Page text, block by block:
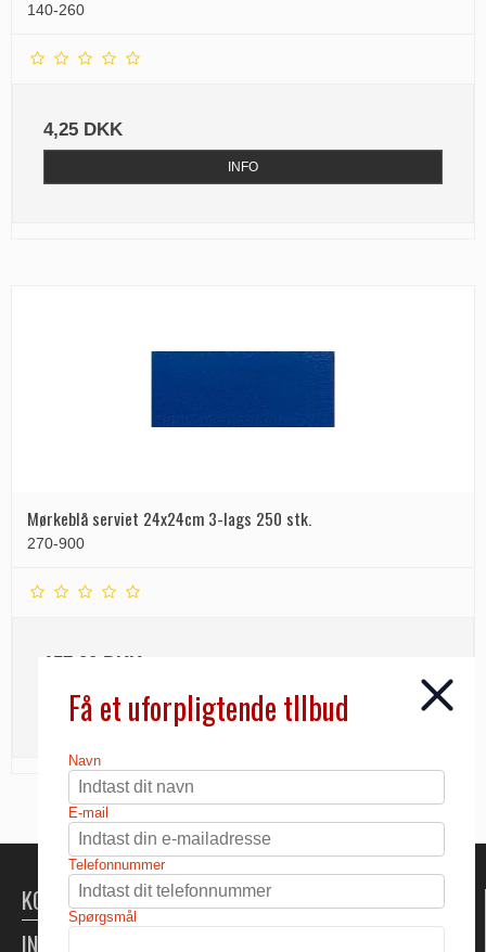
140-260
4,25 DKK
INFO
Mørkeblå serviet 24x24cm 3-lags 250 stk.
270-900
157,00 DKK
INFO
KONTAKT
INFORMATION
Få et uforpligtende tllbud
Navn
E-mail
Telefonnummer
Spørgsmål